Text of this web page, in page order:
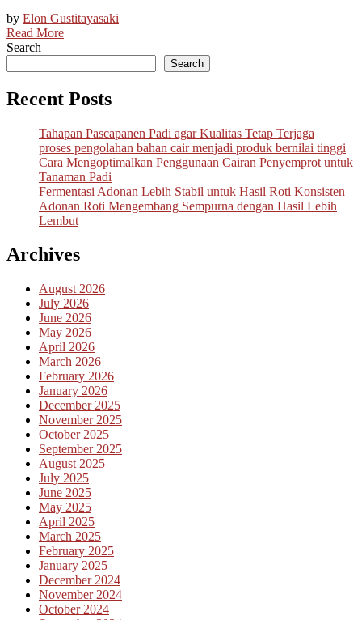
by Elon Gustitayasaki
Read More
Search
Search
Recent Posts
Tahapan Pascapanen Padi agar Kualitas Tetap Terjaga
proses pengolahan bahan cair menjadi produk bernilai tinggi
Cara Mengoptimalkan Penggunaan Cairan Penyemprot untuk
Tanaman Padi
Fermentasi Adonan Lebih Stabil untuk Hasil Roti Konsisten
Adonan Roti Mengembang Sempurna dengan Hasil Lebih
Lembut
Archives
August 2026
July 2026
June 2026
May 2026
April 2026
March 2026
February 2026
January 2026
December 2025
November 2025
October 2025
September 2025
August 2025
July 2025
June 2025
May 2025
April 2025
March 2025
February 2025
January 2025
December 2024
November 2024
October 2024